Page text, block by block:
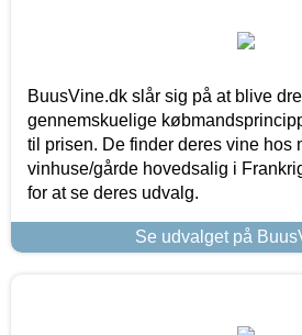
BuusVine.dk slår sig på at blive
gennemskuelige
til prisen. De finder deres vine hos
vinhuse/gårde hovedsalig i
for at se deres udvalg.
Se udvalget på